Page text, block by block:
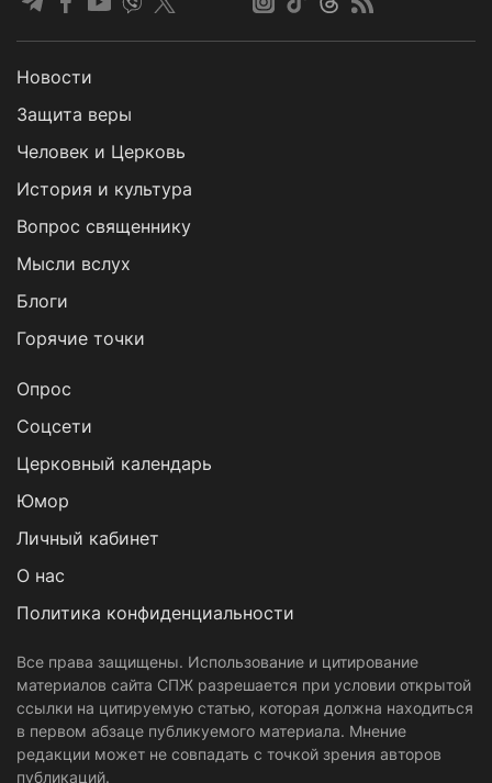
Новости
Защита веры
Человек и Церковь
История и культура
Вопрос священнику
Мысли вслух
Блоги
Горячие точки
Опрос
Cоцсети
Церковный календарь
Юмор
Личный кабинет
О нас
Политика конфиденциальности
Все права защищены. Использование и цитирование
материалов сайта СПЖ разрешается при условии открытой
ссылки на цитируемую статью, которая должна находиться
в первом абзаце публикуемого материала. Мнение
редакции может не совпадать с точкой зрения авторов
публикаций.